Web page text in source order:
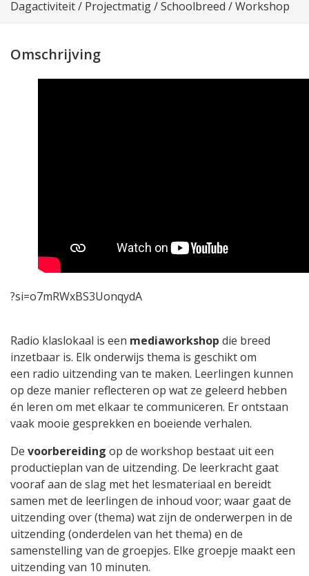
Dagactiviteit / Projectmatig / Schoolbreed / Workshop
Omschrijving
?si=o7mRWxBS3UonqydA
Radio klaslokaal is een mediaworkshop die breed
inzetbaar is. Elk onderwijs thema is geschikt om
een radio uitzending van te maken. Leerlingen kunnen
op deze manier reflecteren op wat ze geleerd hebben
én leren om met elkaar te communiceren. Er ontstaan
vaak mooie gesprekken en boeiende verhalen.
De voorbereiding op de workshop bestaat uit een
productieplan van de uitzending. De leerkracht gaat
vooraf aan de slag met het lesmateriaal en bereidt
samen met de leerlingen de inhoud voor; waar gaat de
uitzending over (thema) wat zijn de onderwerpen in de
uitzending (onderdelen van het thema) en de
samenstelling van de groepjes. Elke groepje maakt een
uitzending van 10 minuten.